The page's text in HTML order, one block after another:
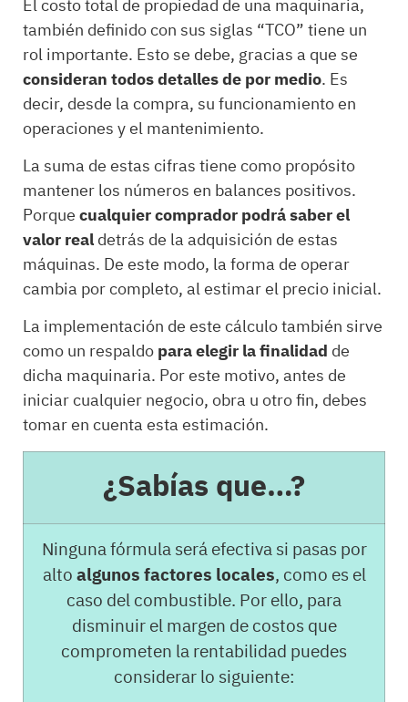
El costo total de propiedad de una maquinaria,
también definido con sus siglas “TCO” tiene un
rol importante. Esto se debe, gracias a que se
consideran todos detalles de por medio. Es
decir, desde la compra, su funcionamiento en
operaciones y el mantenimiento.
La suma de estas cifras tiene como propósito
mantener los números en balances positivos.
Porquecualquier comprador podrá saber el
valor realdetrás de la adquisición de estas
máquinas. De este modo, la forma de operar
cambia por completo, al estimar el precio inicial.
La implementación de este cálculo también sirve
como un respaldopara elegir la finalidad de
dicha maquinaria. Por este motivo, antes de
iniciar cualquier negocio, obra u otro fin, debes
tomar en cuenta esta estimación.
¿Sabías que…?
Ninguna fórmula será efectiva si pasas por
altoalgunos factores locales, como es el
caso del combustible. Por ello, para
disminuir el margen de costos que
comprometen la rentabilidad puedes
considerar lo siguiente: